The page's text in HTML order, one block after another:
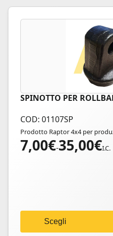
SPINOTTO PER
COD: 01107SP
Prodotto Raptor 4x4 per
7,00€-35,00€
Fascia
35,00€
I.C.
Scegli
Questo
ha
più
varianti.
pagina